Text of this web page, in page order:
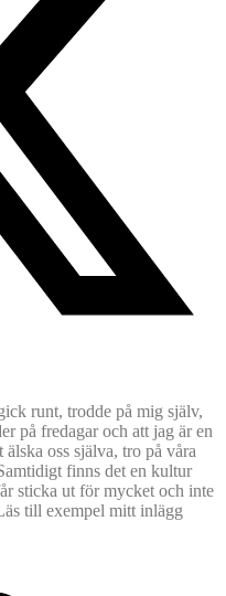
runt, trodde på mig själv,
på fredagar och att jag är en
oss själva, tro på våra
finns det en kultur
sticka ut för mycket och inte
till exempel mitt inlägg